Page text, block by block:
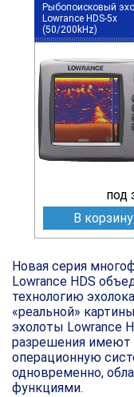
Рыбопоисковый
Lowrance HDS-5x
(50/200kHz)
под
В корзину
Новая серия
Lowrance HDS
технологию
«реальной»
эхолоты Lowrance
разрешения имеют
операционную
одновременно,
функциями.